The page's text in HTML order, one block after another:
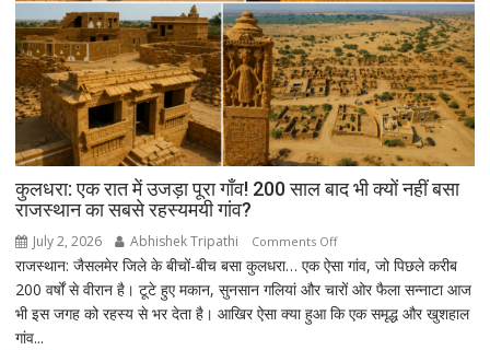
किया
बड़ा
मिशन,
स्पेस
स्टेशन
की
बिजली
क्षमता
कुलधरा: एक रात में उजड़ा पूरा गाँव! 200 साल बाद भी क्यों नहीं बसा
राजस्थान का सबसे रहस्यमयी गांव?
July 2, 2026 Abhishek Tripathi Comments Offon
कुलधरा:
एक
रात
राजस्थान: जैसलमेर जिले के बीचों-बीच बसा कुलधरा… एक ऐसा गांव, जो पिछले करीब
200 वर्षों से वीरान है। टूटे हुए मकान, सुनसान गलियां और चारों ओर फैला सन्नाटा आज
भी इस जगह को रहस्य से भर देता है। आखिर ऐसा क्या हुआ कि एक समृद्ध और खुशहाल
गांव...